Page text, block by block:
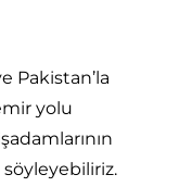
Pakistan’la
yolu
söyleyebiliriz.